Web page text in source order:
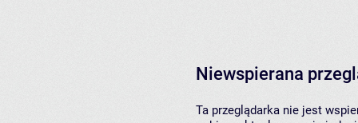
Niewspierana
Ta przeglądarka nie jest